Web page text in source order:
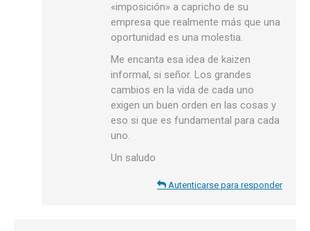
«imposición» a capricho de su
empresa que realmente más que una
oportunidad es una molestia.
Me encanta esa idea de kaizen
informal, si señor. Los grandes
cambios en la vida de cada uno
exigen un buen orden en las cosas y
eso si que es fundamental para cada
uno.
Un saludo
Autenticarse para responder